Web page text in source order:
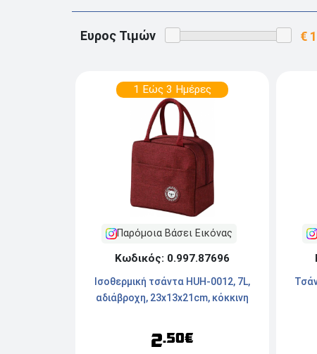
Ευρος Τιμών
1 Εώς 3 Ημέρες
Παρόμοια Βάσει Εικόνας
Κωδικός: 0.997.87696
Ισοθερμική τσάντα HUH-0012, 7L,
αδιάβροχη, 23x13x21cm, κόκκινη
2.50€